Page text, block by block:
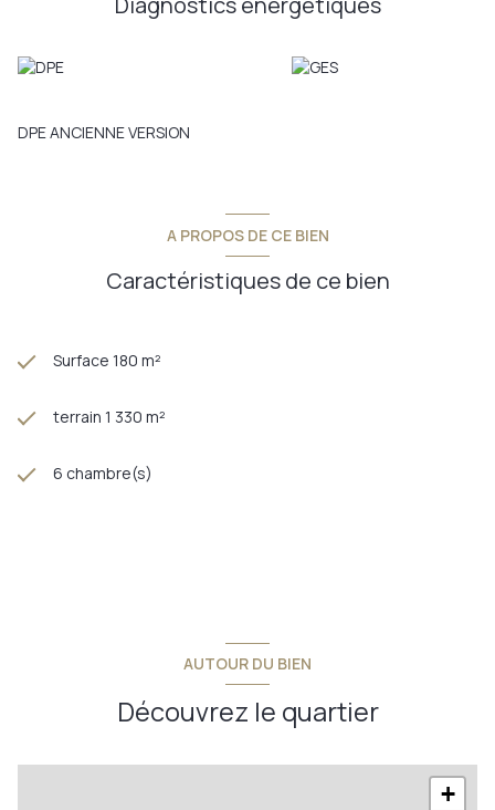
Annonce proposée par un agent commercial
DPE ANCIENNE VERSION
A PROPOS DE CE BIEN
Caractéristiques de ce bien
Surface 180 m²
terrain 1 330 m²
6 chambre(s)
AUTOUR DU BIEN
Découvrez le quartier
+